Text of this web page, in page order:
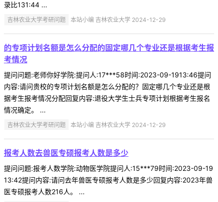
录比131:44 ...
吉林农业大学考研问题 本站小编 吉林农业大学 2024-12-29
的专项计划名额是怎么分配的固定哪几个专业还是根据考生报
考情况
提问问题:老师你好学院:提问人:17***58时间:2023-09-1913:46提问
内容:请问贵校的专项计划名额是怎么分配的？固定哪几个专业还是根
据考生报考情况分配回复内容:退役大学生士兵专项计划根据考生报名
情况确定。 ...
吉林农业大学考研问题 本站小编 吉林农业大学 2024-12-29
报考人数去兽医专硕报考人数是多少
提问问题:报考人数学院:动物医学院提问人:15***79时间:2023-09-19
13:42提问内容:请问去年兽医专硕报考人数是多少回复内容:2023年兽
医专硕报考人数216人。 ...